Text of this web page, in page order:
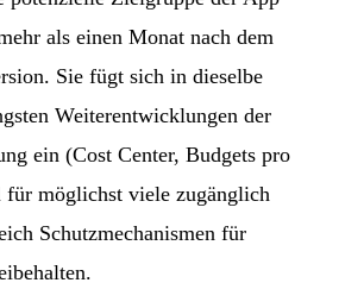
als einen Monat nach dem
Sie fügt sich in dieselbe
Weiterentwicklungen der
ein (Cost Center, Budgets pro
für möglichst viele zugänglich
Schutzmechanismen für